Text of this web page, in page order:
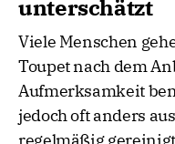
unterschätzt
Viele Menschen
Toupet nach dem
Aufmerksamkeit
jedoch oft anders